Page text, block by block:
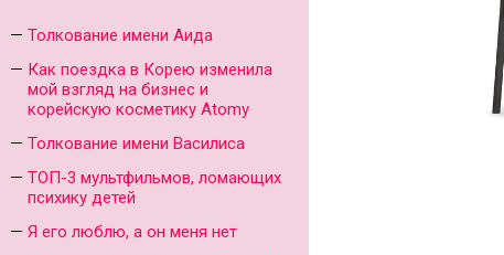
Толкование имени Аида
Как поездка в Корею изменила
мой взгляд на бизнес и
корейскую косметику Atomy
Толкование имени Василиса
ТОП-3 мультфильмов, ломающих
психику детей
Я его люблю, а он меня нет